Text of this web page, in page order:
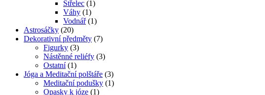
Střelec (1)
Váhy (1)
Vodnář (1)
Astrosáčky (20)
Dekorativní předměty (7)
Figurky (3)
Nástěnné reliéfy (3)
Ostatní (1)
Jóga a Meditační polštáře (3)
Meditační podušky (1)
Opasky k józe (1)